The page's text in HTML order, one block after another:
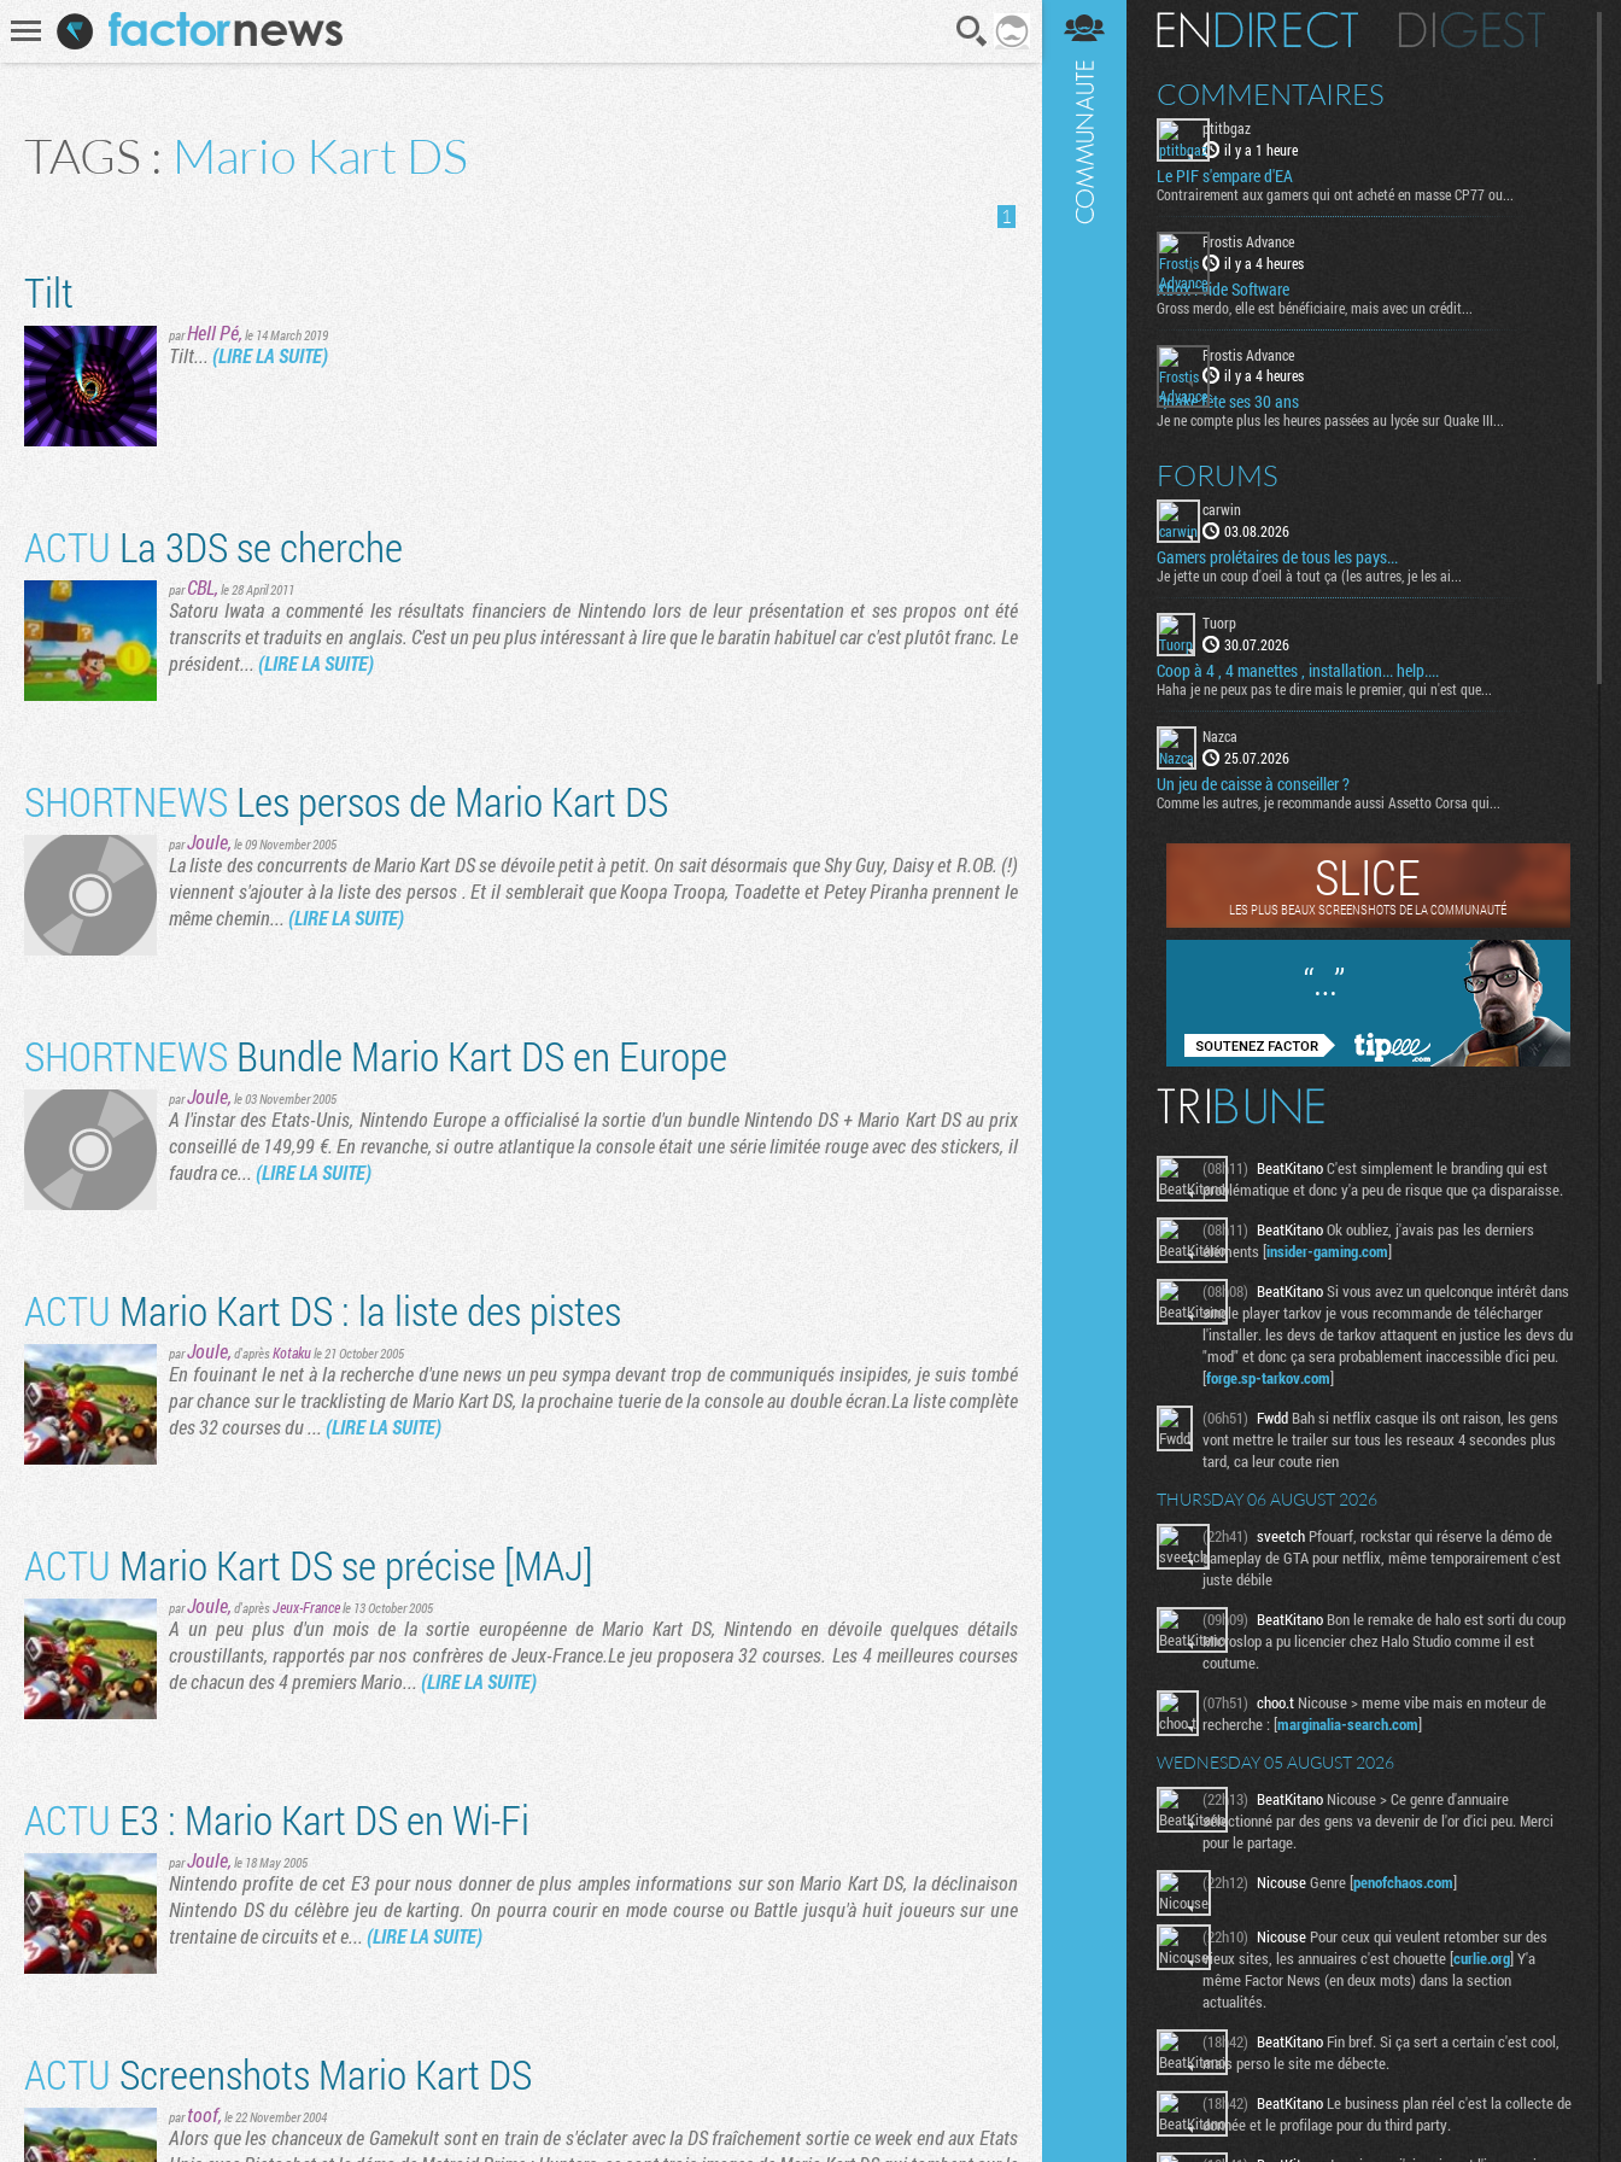
TAGS : Mario Kart DS
1
Tilt
parHell Pé, le 14 March 2019
Tilt... (LIRE LA SUITE)
ACTU La 3DS se cherche
parCBL, le 28 April 2011
Satoru Iwata a commenté les résultats financiers de Nintendo lors de leur présentation et ses propos ont été
transcrits et traduits en anglais. C'est un peu plus intéressant à lire que le baratin habituel car c'est plutôt franc. Le
président... (LIRE LA SUITE)
SHORTNEWS Les persos de Mario Kart DS
parJoule, le 09 November 2005
La liste des concurrents de Mario Kart DS se dévoile petit à petit. On sait désormais que Shy Guy, Daisy et R.OB. (!)
viennent s'ajouter à la liste des persos . Et il semblerait que Koopa Troopa, Toadette et Petey Piranha prennent le
même chemin... (LIRE LA SUITE)
SHORTNEWS Bundle Mario Kart DS en Europe
parJoule, le 03 November 2005
A l'instar des Etats-Unis, Nintendo Europe a officialisé la sortie d'un bundle Nintendo DS + Mario Kart DS au prix
conseillé de 149,99 €. En revanche, si outre atlantique la console était une série limitée rouge avec des stickers, il
faudra ce... (LIRE LA SUITE)
ACTU Mario Kart DS : la liste des pistes
parJoule, d'aprèsKotakule 21 October 2005
En fouinant le net à la recherche d'une news un peu sympa devant trop de communiqués insipides, je suis tombé
par chance sur le tracklisting de Mario Kart DS, la prochaine tuerie de la console au double écran.La liste complète
des 32 courses du ... (LIRE LA SUITE)
ACTU Mario Kart DS se précise [MAJ]
parJoule, d'aprèsJeux-Francele 13 October 2005
A un peu plus d'un mois de la sortie européenne de Mario Kart DS, Nintendo en dévoile quelques détails
croustillants, rapportés par nos confrères de Jeux-France.Le jeu proposera 32 courses. Les 4 meilleures courses
de chacun des 4 premiers Mario...(LIRE LA SUITE)
ACTU E3 : Mario Kart DS en Wi-Fi
parJoule, le 18 May 2005
Nintendo profite de cet E3 pour nous donner de plus amples informations sur son Mario Kart DS, la déclinaison
Nintendo DS du célèbre jeu de karting. On pourra courir en mode course ou Battle jusqu'à huit joueurs sur une
trentaine de circuits et e... (LIRE LA SUITE)
ACTU Screenshots Mario Kart DS
partoof, le 22 November 2004
Alors que les chanceux de Gamekult sont en train de s'éclater avec la DS fraîchement sortie ce week end aux Etats
Digest
COMMENTAIRES
ptitbgaz
il y a 1 heure
Le PIF s'empare d'EA
Contrairement aux gamers qui ont acheté en masse CP77 ou...
Frostis Advance
il y a 4 heures
Xbox : vide Software
Gross merdo, elle est bénéficiaire, mais avec un crédit...
Frostis Advance
il y a 4 heures
Quake fête ses 30 ans
Je ne compte plus les heures passées au lycée sur Quake III...
FORUMS
carwin
03.08.2026
Gamers prolétaires de tous les pays...
Je jette un coup d'oeil à tout ça (les autres, je les ai...
Tuorp
30.07.2026
Coop à 4 , 4 manettes , installation... help....
Haha je ne peux pas te dire mais le premier, qui n'est que...
Nazca
25.07.2026
Un jeu de caisse à conseiller ?
Comme les autres, je recommande aussi Assetto Corsa qui...
SLICE
LES PLUS BEAUX SCREENSHOTS DE LA COMMUNAUTÉ
(08h11) BeatKitanoC'est simplement le branding qui est
problématique et donc y'a peu de risque que ça disparaisse.
(08h11) BeatKitanoOk oubliez, j'avais pas les derniers
éléments [insider-gaming.com]
(08h08) BeatKitanoSi vous avez un quelconque intérêt dans
single player tarkov je vous recommande de télécharger
l'installer. les devs de tarkov attaquent en justice les devs du
"mod" et donc ça sera probablement inaccessible d'ici peu.
[forge.sp-tarkov.com]
(06h51) Fwdd Bah si netflix casque ils ont raison, les gens
vont mettre le trailer sur tous les reseaux 4 secondes plus
tard, ca leur coute rien
THURSDAY 06 AUGUST 2026
(22h41) sveetch Pfouarf, rockstar qui réserve la démo de
gameplay de GTA pour netflix, même temporairement c'est
juste débile
(09h09) BeatKitano Bon le remake de halo est sorti du coup
Microslop a pu licencier chez Halo Studio comme il est
coutume.
(07h51) choo.t Nicouse > meme vibe mais en moteur de
recherche : [marginalia-search.com]
WEDNESDAY 05 AUGUST 2026
(22h13) BeatKitano Nicouse > Ce genre d'annuaire
sélectionné par des gens va devenir de l'or d'ici peu. Merci
pour le partage.
(22h12) NicouseGenre [penofchaos.com]
(22h10) Nicouse Pour ceux qui veulent retomber sur des
vieux sites, les annuaires c'est chouette [curlie.org] Y'a
même Factor News (en deux mots) dans la section
actualités.
(18h42) BeatKitano Fin bref. Si ça sert a certain c'est cool,
mais perso le site me débecte.
(18h42) BeatKitano Le business plan réel c'est la collecte de
donnée et le profilage pour du third party.